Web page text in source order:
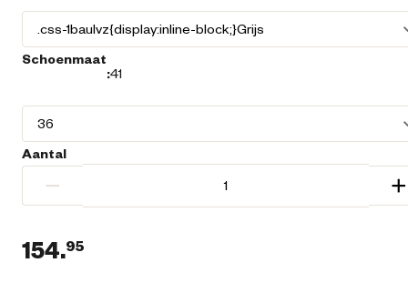
Schoenmaat
:41
Aantal
− +
154.95